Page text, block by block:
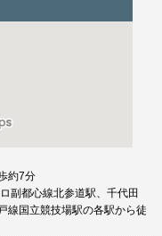
約7分
副都心線北参道駅、千代田
線国立競技場駅の各駅から徒